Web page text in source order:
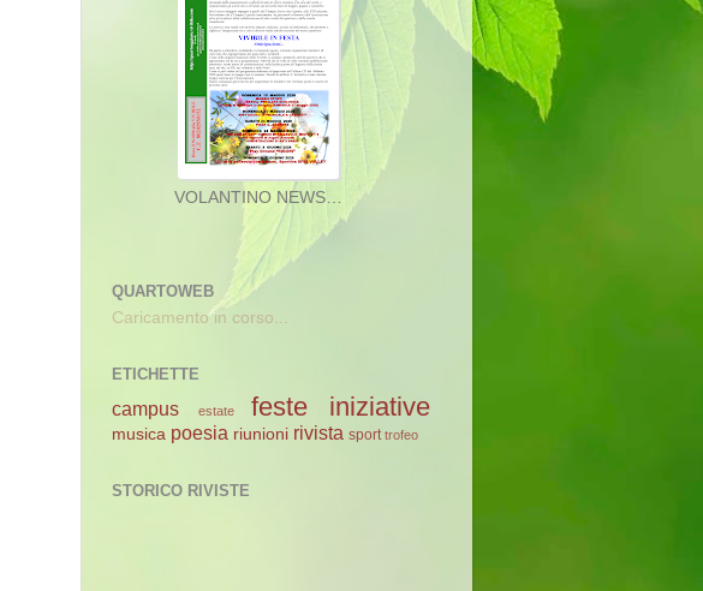
QUARTOWEB
Caricamento in corso...
ETICHETTE
campus estate feste iniziative
musica poesia riunioni rivista sport trofeo
STORICO RIVISTE